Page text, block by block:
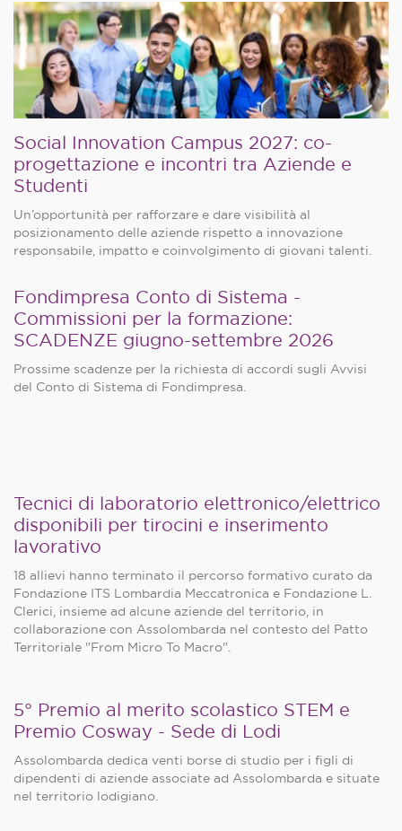
Social Innovation Campus 2027: co-
progettazione e incontri tra Aziende e
Studenti
Un’opportunità per rafforzare e dare visibilità al
posizionamento delle aziende rispetto a innovazione
responsabile, impatto e coinvolgimento di giovani talenti.
Fondimpresa Conto di Sistema -
Commissioni per la formazione:
SCADENZE giugno-settembre 2026
Prossime scadenze per la richiesta di accordi sugli Avvisi
del Conto di Sistema di Fondimpresa.
Tecnici di laboratorio elettronico/elettrico
disponibili per tirocini e inserimento
lavorativo
18 allievi hanno terminato il percorso formativo curato da
Fondazione ITS Lombardia Meccatronica e Fondazione L.
Clerici, insieme ad alcune aziende del territorio, in
collaborazione con Assolombarda nel contesto del Patto
Territoriale "From Micro To Macro".
5° Premio al merito scolastico STEM e
Premio Cosway - Sede di Lodi
Assolombarda dedica venti borse di studio per i figli di
dipendenti di aziende associate ad Assolombarda e situate
nel territorio lodigiano.